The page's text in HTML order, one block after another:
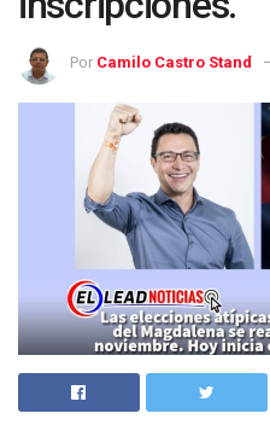
Por Camilo Castro Stand